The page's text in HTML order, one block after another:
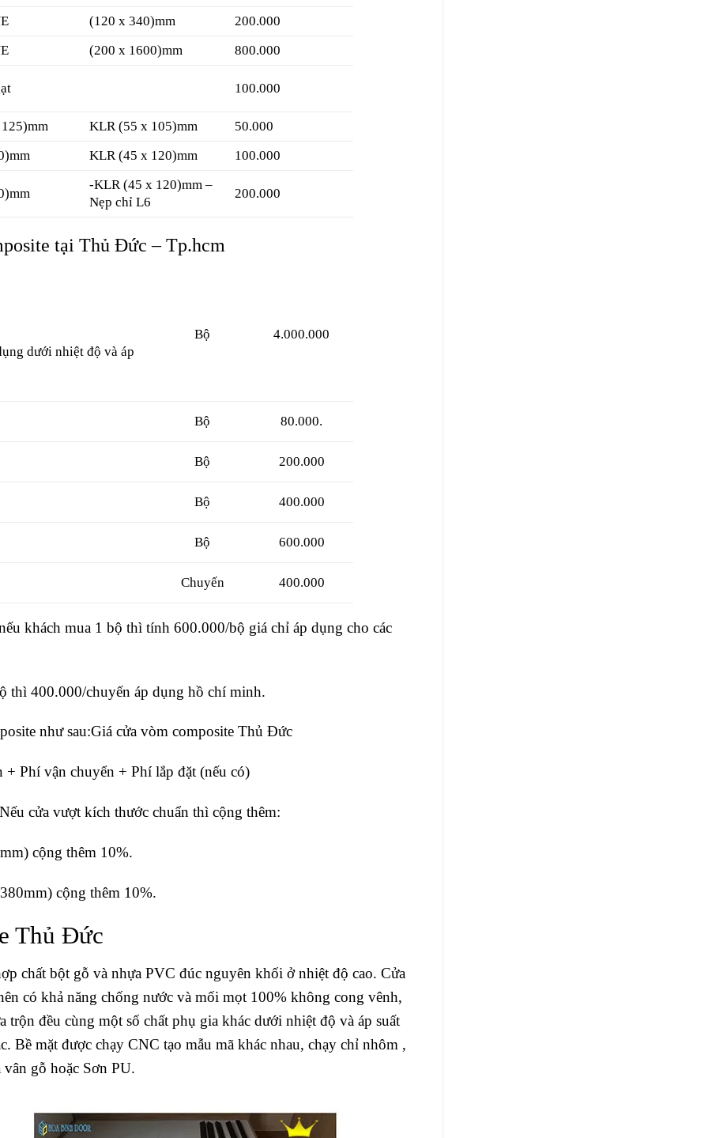
(120 x 340)mm
200.000
(200 x 1600)mm 800.000
100.000
KLR (55 x 105)mm
50.000
KLR (45 x 120)mm 100.000
-KLR (45 x 120)mm–
Nẹp chỉ L6
200.000
tại Thủ Đức – Tp.hcm
dưới nhiệt độ và áp
Bộ 4.000.000
Bộ 80.000.
Bộ 200.000
Bộ 400.000
Bộ 600.000
Chuyến 400.000
khách mua 1 bộ thì tính 600.000/bộ giá chỉ áp dụng cho các
thì 400.000/chuyến áp dụng hồ chí minh.
như sau:Giá cửa vòm composite Thủ Đức
Phí vận chuyển + Phí lắp đặt (nếu có)
cửa vượt kích thước chuẩn thì cộng thêm:
cộng thêm 10%.
cộng thêm 10%.
Thủ Đức
chất bột gỗ và nhựa PVC đúc nguyên khối ở nhiệt độ cao. Cửa
có khả năng chống nước và mối mọt 100% không cong vênh,
đều cùng một số chất phụ gia khác dưới nhiệt độ và áp suất
Bề mặt được chạy CNC tạo mẫu mã khác nhau, chạy chỉ nhôm ,
gỗ hoặc Sơn PU.